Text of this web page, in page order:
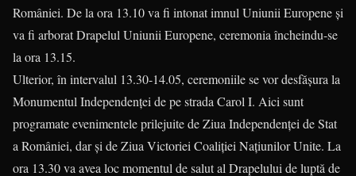
României. De la ora 13.10 va fi intonat imnul Uniunii Europene și
va fi arborat Drapelul Uniunii Europene, ceremonia încheindu-se
la ora 13.15.
Ulterior, în intervalul 13.30-14.05, ceremoniile se vor desfășura la
Monumentul Independenței de pe strada Carol I. Aici sunt
programate evenimentele prilejuite de Ziua Independenței de Stat
a României, dar și de Ziua Victoriei Coaliției Națiunilor Unite. La
ora 13.30 va avea loc momentul de salut al Drapelului de luptă de